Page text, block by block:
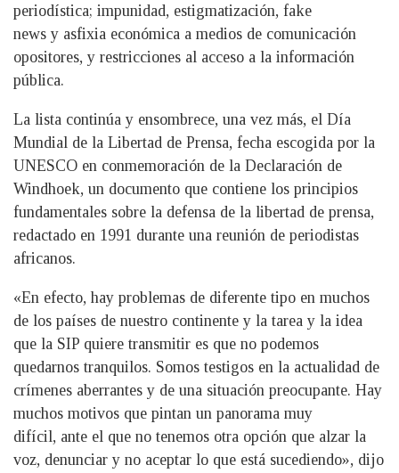
periodística; impunidad, estigmatización, fake
news y asfixia económica a medios de comunicación
opositores, y restricciones al acceso a la información
pública.
La lista continúa y ensombrece, una vez más, el Día
Mundial de la Libertad de Prensa, fecha escogida por la
UNESCO en conmemoración de la Declaración de
Windhoek, un documento que contiene los principios
fundamentales sobre la defensa de la libertad de prensa,
redactado en 1991 durante una reunión de periodistas
africanos.
«En efecto, hay problemas de diferente tipo en muchos
de los países de nuestro continente y la tarea y la idea
que la SIP quiere transmitir es que no podemos
quedarnos tranquilos. Somos testigos en la actualidad de
crímenes aberrantes y de una situación preocupante. Hay
muchos motivos que pintan un panorama muy
difícil, ante el que no tenemos otra opción que alzar la
voz, denunciar y no aceptar lo que está sucediendo», dijo